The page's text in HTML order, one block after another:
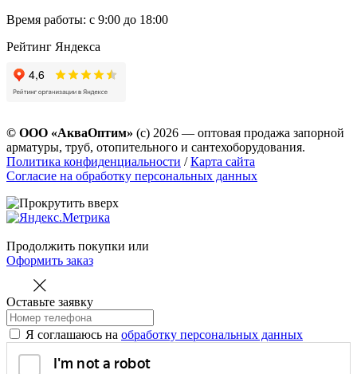
Время работы: с 9:00 до 18:00
Рейтинг Яндекса
© ООО «АкваОптим» (с) 2026 — оптовая продажа запорной
арматуры, труб, отопительного и сантехоборудования.
Политика конфиденциальности /Карта сайта
Согласие на обработку персональных данных
Продолжить покупки или
Оформить заказ
Оставьте заявку
Я соглашаюсь на обработку персональных данных